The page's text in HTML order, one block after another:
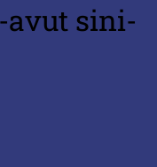
avut sini-